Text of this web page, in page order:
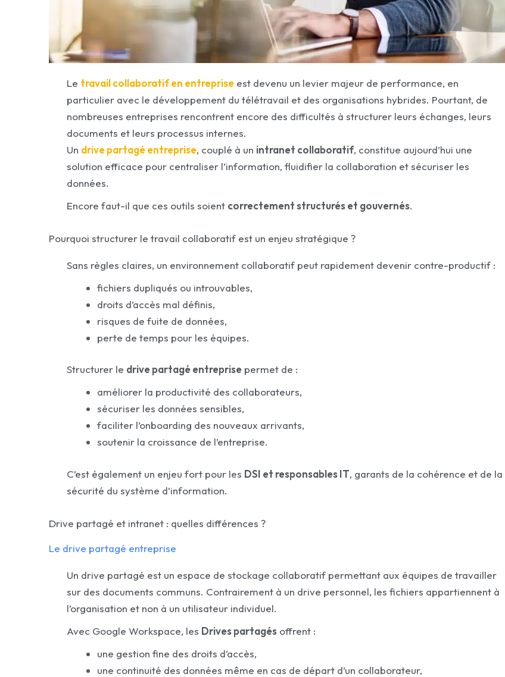
Le travail collaboratif en entreprise est devenu un levier majeur de performance, en
particulier avec le développement du télétravail et des organisations hybrides. Pourtant, de
nombreuses entreprises rencontrent encore des difficultés à structurer leurs échanges, leurs
documents et leurs processus internes.
Un drive partagé entreprise, couplé à un intranet collaboratif, constitue aujourd’hui une
solution efficace pour centraliser l’information, fluidifier la collaboration et sécuriser les
données.
Encore faut-il que ces outils soient correctement structurés et gouvernés.
Pourquoi structurer le travail collaboratif est un enjeu stratégique ?
Sans règles claires, un environnement collaboratif peut rapidement devenir contre-productif :
fichiers dupliqués ou introuvables,
droits d’accès mal définis,
risques de fuite de données,
perte de temps pour les équipes.
Structurer le drive partagé entreprise permet de :
améliorer la productivité des collaborateurs,
sécuriser les données sensibles,
faciliter l’onboarding des nouveaux arrivants,
soutenir la croissance de l’entreprise.
C’est également un enjeu fort pour les DSI et responsables IT, garants de la cohérence et de la
sécurité du système d’information.
Drive partagé et intranet : quelles différences ?
Le drive partagé entreprise
Un drive partagé est un espace de stockage collaboratif permettant aux équipes de travailler
sur des documents communs. Contrairement à un drive personnel, les fichiers appartiennent à
l’organisation et non à un utilisateur individuel.
Avec Google Workspace, les Drives partagés offrent :
une gestion fine des droits d’accès,
une continuité des données même en cas de départ d’un collaborateur,